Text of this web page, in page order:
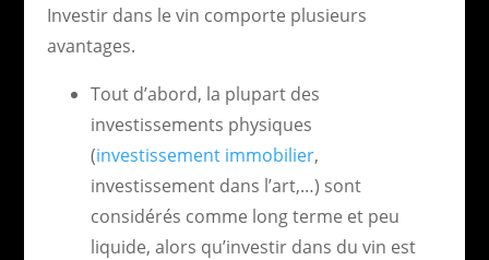
Investir dans le vin comporte plusieurs
avantages.
Tout d’abord, la plupart des
investissements physiques
(investissement immobilier,
investissement dans l’art,…) sont
considérés comme long terme et peu
liquide, alors qu’investir dans du vin est